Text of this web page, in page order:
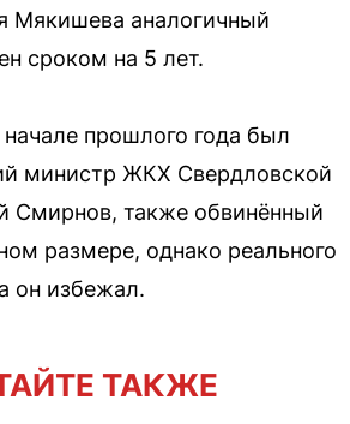
Мякишева аналогичный
сроком на 5 лет.
прошлого года был
министр ЖКХ Свердловской
Смирнов, также обвинённый
размере, однако реального
он избежал.
ТАКЖЕ